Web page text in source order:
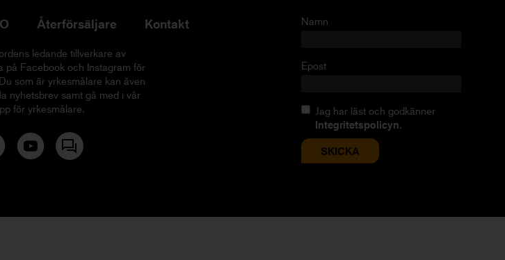
Namn
Epost
Jag har läst och godkänner
Integritetspolicyn.
Återförsäljare Kontakt
ledande tillverkare av
på Facebook och Instagram för
som är yrkesmålare kan även
nyhetsbrev samt gå med i vår
för yrkesmålare.